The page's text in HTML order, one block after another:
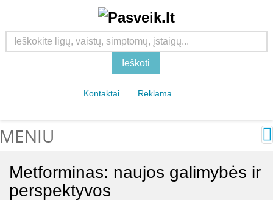
Ieškoti
Kontaktai Reklama
MENIU
Metforminas: naujos galimybės ir
perspektyvos